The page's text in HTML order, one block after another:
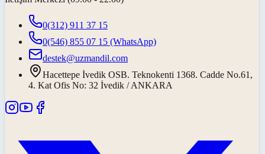
0(312) 911 37 15
0(546) 855 07 15 (WhatsApp)
destek@uzmandil.com
Hacettepe İvedik OSB. Teknokenti 1368. Cadde No.61,
4. Kat Ofis No: 32 İvedik / ANKARA